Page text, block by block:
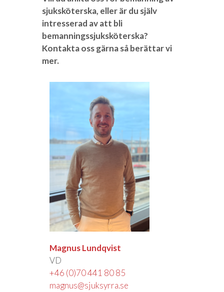
sjuksköterska, eller är du själv
intresserad av att bli
bemanningssjuksköterska?
Kontakta oss gärna så berättar vi
mer.
Magnus Lundqvist
VD
+46 (0)70 441 80 85
magnus@sjuksyrra.se